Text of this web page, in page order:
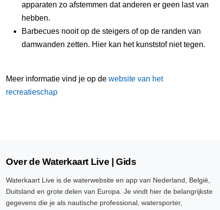
apparaten zo afstemmen dat anderen er geen last van
hebben.
Barbecues nooit op de steigers of op de randen van
damwanden zetten. Hier kan het kunststof niet tegen.
Meer informatie vind je op de website van het
recreatieschap
Over de Waterkaart Live | Gids
Waterkaart Live is de waterwebsite en app van Nederland, België,
Duitsland en grote delen van Europa. Je vindt hier de belangrijkste
gegevens die je als nautische professional, watersporter,